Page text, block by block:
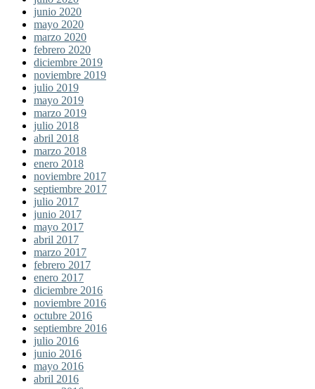
junio 2020
mayo 2020
marzo 2020
febrero 2020
diciembre 2019
noviembre 2019
julio 2019
mayo 2019
marzo 2019
julio 2018
abril 2018
marzo 2018
enero 2018
noviembre 2017
septiembre 2017
julio 2017
junio 2017
mayo 2017
abril 2017
marzo 2017
febrero 2017
enero 2017
diciembre 2016
noviembre 2016
octubre 2016
septiembre 2016
julio 2016
junio 2016
mayo 2016
abril 2016